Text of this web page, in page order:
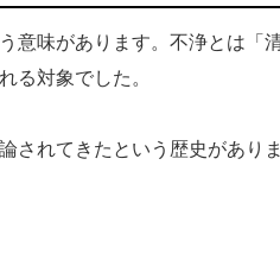
意味があります。不浄とは「
る対象でした。
されてきたという歴史がありま